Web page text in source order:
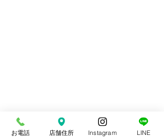
お電話 店舗住所 Instagram LINE